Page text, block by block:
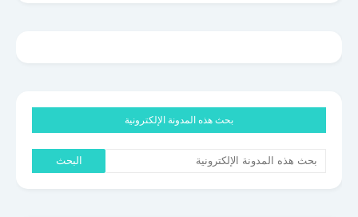
بحث هذه المدونة الإلكترونية